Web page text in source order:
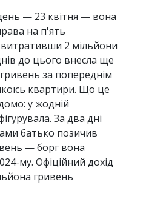
— 23 квітня — вона
на п'ять
витративши 2 мільйони
до цього внесла ще
за попереднім
квартири. Що це
у жодній
За два дні
батько позичив
— борг вона
му. Офіційний дохід
гривень